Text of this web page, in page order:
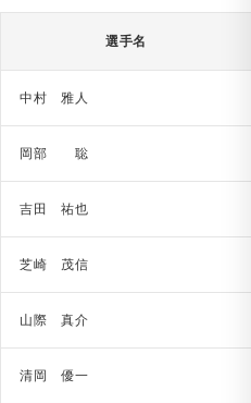
選手名
中村 雅人
岡部 聡
吉田 祐也
芝崎 茂信
山際 真介
清岡 優一